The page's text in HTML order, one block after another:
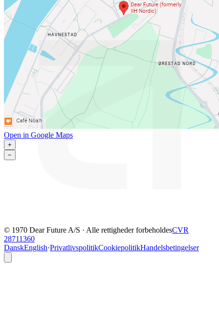
Open in Google Maps
+
−
© 1970 Dear Future A/S · Alle rettigheder forbeholdesCVR
28711360
DanskEnglish·PrivatlivspolitikCookiepolitikHandelsbetingelser